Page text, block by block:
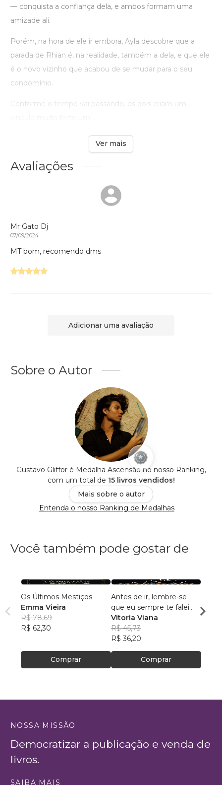
— conquista a confiança dela, e ambos formam uma
amizade ali.
Porém, na hora de ele ir embora, Ayla descobre que a
parada de Rhian é, na realidade, também a dela, e que ele
é o novo vizinho que acabou de se mudar para o seu
condomínio.
Conforme o tempo vai passando, os dois criam um
Ver mais
Avaliações
Mr Gato Dj
07/09/2024
MT bom, recomendo dms
Adicionar uma avaliação
Sobre o Autor
Gustavo Gliffor é Medalha Ascensão no nosso Ranking,
com um total de 15 livros vendidos!
Mais sobre o autor
Entenda o nosso Ranking de Medalhas
Você também pode gostar de
Os Últimos Mestiços
Emma Vieira
R$ 78,69
R$ 62,30
Comprar
Antes de ir, lembre-se
que eu sempre te falei
que seria amor
Vitoria Viana
R$ 45,73
R$ 36,20
Comprar
José
NOSSA MISSÃO
Democratizar a publicação e venda de
livros.
SAIBA MAIS